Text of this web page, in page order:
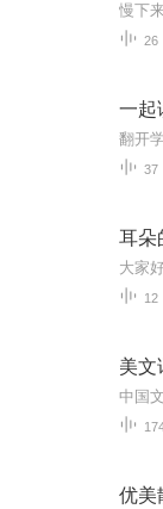
26
一起
37
耳朵
12
美文
优美